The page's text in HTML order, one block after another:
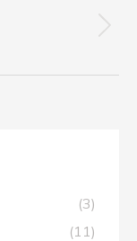
(3)
(11)